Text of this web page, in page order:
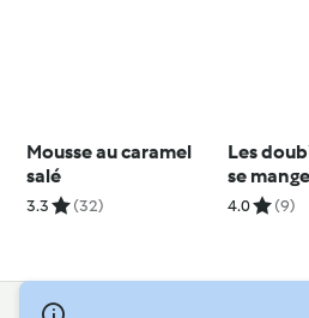
Mousse au caramel
salé
3.3 (32)
Les
se
4.0 (9)